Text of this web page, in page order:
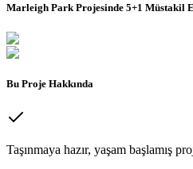
Marleigh Park Projesinde 5+1 Müstakil
Bu Proje Hakkında
Taşınmaya hazır, yaşam başlamış